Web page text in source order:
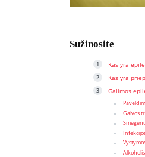
Sužinosite
Kas yra
Kas yra
Galimos
Galvos